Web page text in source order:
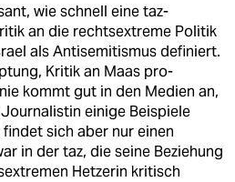
wie schnell eine taz-
an die rechtsextreme Politik
als Antisemitismus definiert.
Kritik an Maas pro-
kommt gut in den Medien an,
einige Beispiele
sich aber nur einen
in der taz, die seine Beziehung
Hetzerin kritisch